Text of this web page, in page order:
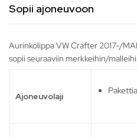
Sopii ajoneuvoon
Aurinkolippa VW Crafter 2017-/
sopii seuraaviin merkkeihin/
Ajoneuvolaji